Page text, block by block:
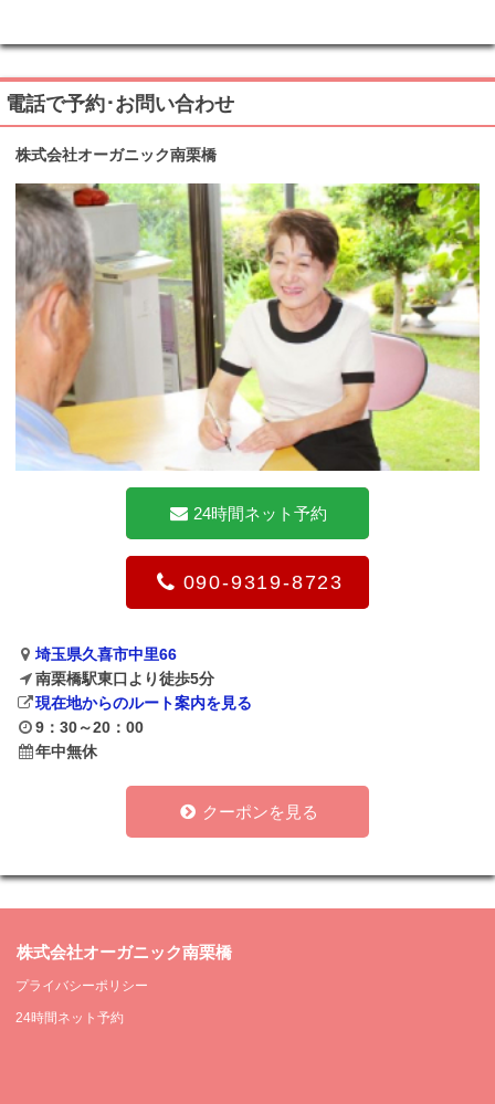
電話で予約･お問い合わせ
株式会社オーガニック南栗橋
24時間ネット予約
090-9319-8723
埼玉県久喜市中里66
南栗橋駅東口より徒歩5分
現在地からのルート案内を見る
9：30～20：00
年中無休
クーポンを見る
株式会社オーガニック南栗橋
プライバシーポリシー
24時間ネット予約